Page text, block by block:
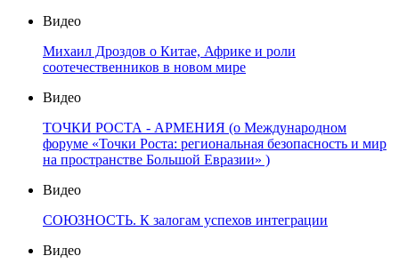
Видео
Михаил Дроздов о Китае, Африке и роли
соотечественников в новом мире
Видео
ТОЧКИ РОСТА - АРМЕНИЯ (о Международном
форуме «Точки Роста: региональная безопасность и мир
на пространстве Большой Евразии» )
Видео
СОЮЗНОСТЬ. К залогам успехов интеграции
Видео